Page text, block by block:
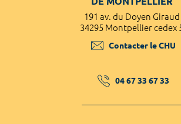
191 av. du Doyen Giraud
34295 Montpellier cedex
Contacter le CHU
04 67 33 67 33